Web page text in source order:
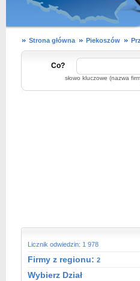
Strona główna Piekoszów
Co?
słowo kluczowe (nazwa
Licznik odwiedzin: 1 978
Firmy z regionu: 2
Wybierz Dział